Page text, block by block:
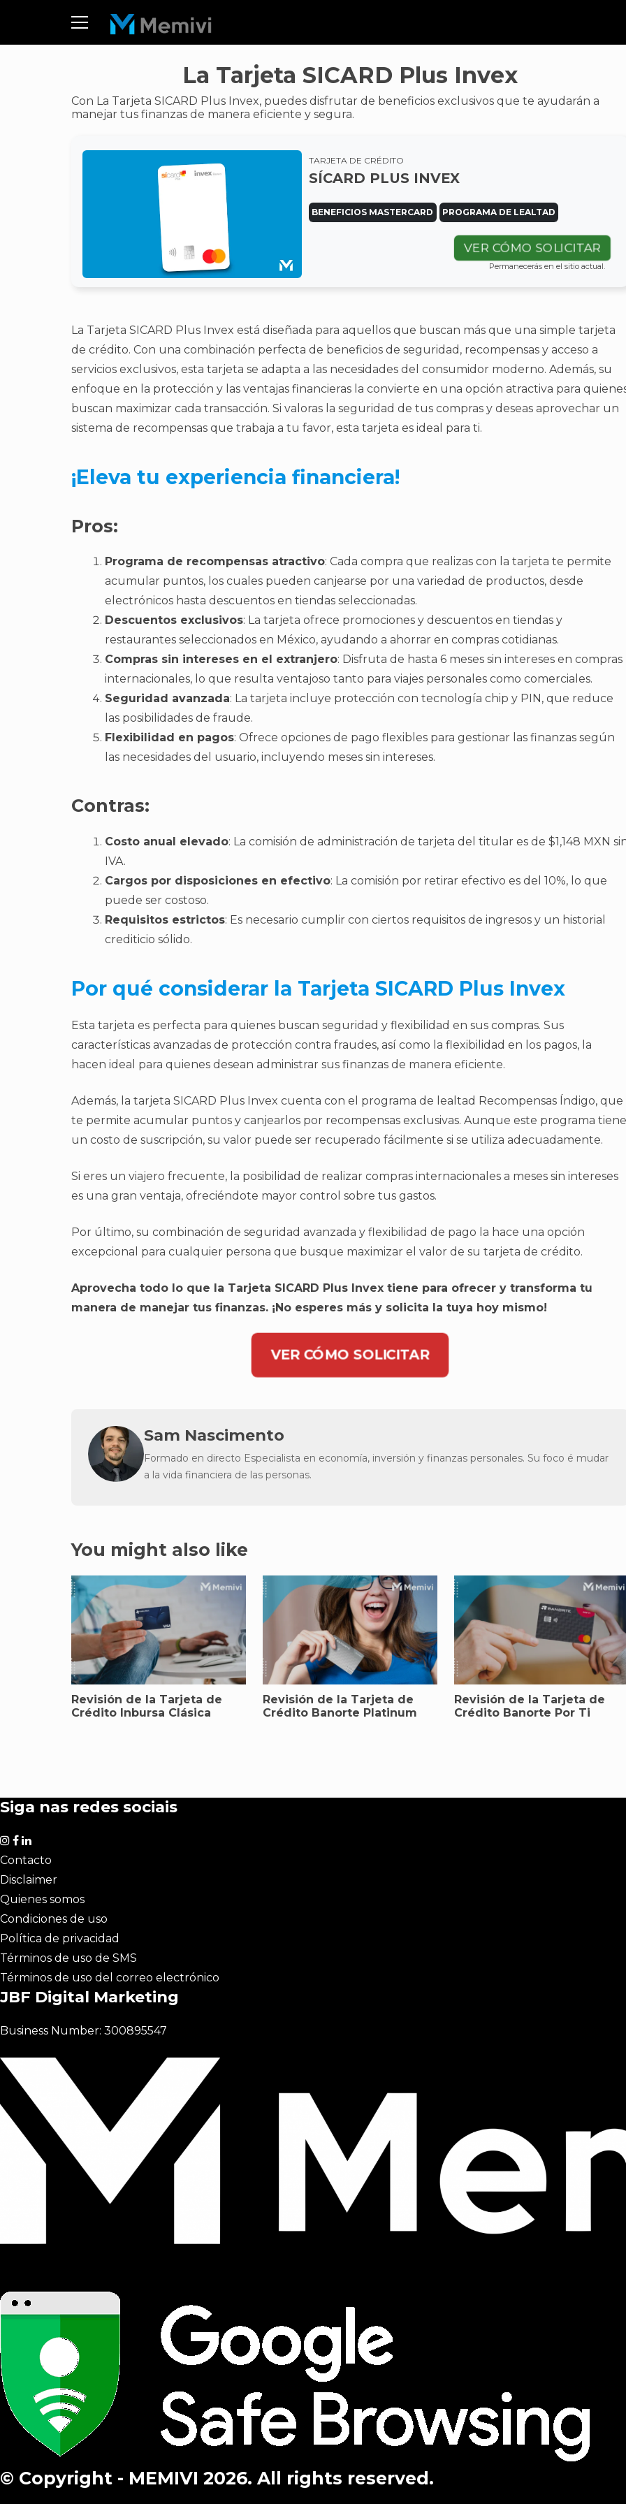
La Tarjeta SICARD Plus Invex
Con La Tarjeta SICARD Plus Invex, puedes disfrutar de beneficios exclusivos que te ayudarán a
manejar tus finanzas de manera eficiente y segura.
TARJETA DE CRÉDITO
SÍCARD PLUS INVEX
BENEFICIOS MASTERCARD PROGRAMA DE LEALTAD
VER CÓMO SOLICITAR
Permanecerás en el sitio actual.
La Tarjeta SICARD Plus Invex está diseñada para aquellos que buscan más que una simple tarjeta
de crédito. Con una combinación perfecta de beneficios de seguridad, recompensas y acceso a
servicios exclusivos, esta tarjeta se adapta a las necesidades del consumidor moderno. Además, su
enfoque en la protección y las ventajas financieras la convierte en una opción atractiva para
buscan maximizar cada transacción. Si valoras la seguridad de tus compras y deseas aprovechar un
sistema de recompensas que trabaja a tu favor, esta tarjeta es ideal para ti.
¡Eleva tu experiencia financiera!
Pros:
Programa de recompensas atractivo: Cada compra que realizas con la tarjeta te permite
acumular puntos, los cuales pueden canjearse por una variedad de productos, desde
electrónicos hasta descuentos en tiendas seleccionadas.
Descuentos exclusivos: La tarjeta ofrece promociones y descuentos en tiendas y
restaurantes seleccionados en México, ayudando a ahorrar en compras cotidianas.
Compras sin intereses en el extranjero: Disfruta de hasta 6 meses sin intereses en compras
internacionales, lo que resulta ventajoso tanto para viajes personales como comerciales.
Seguridad avanzada: La tarjeta incluye protección con tecnología chip y PIN, que reduce
las posibilidades de fraude.
Flexibilidad en pagos: Ofrece opciones de pago flexibles para gestionar las finanzas según
las necesidades del usuario, incluyendo meses sin intereses.
Contras:
Costo anual elevado: La comisión de administración de tarjeta del titular es de $1,148 MXN
IVA.
Cargos por disposiciones en efectivo: La comisión por retirar efectivo es del 10%, lo que
puede ser costoso.
Requisitos estrictos: Es necesario cumplir con ciertos requisitos de ingresos y un historial
crediticio sólido.
Por qué considerar la Tarjeta SICARD Plus Invex
Esta tarjeta es perfecta para quienes buscan seguridad y flexibilidad en sus compras. Sus
características avanzadas de protección contra fraudes, así como la flexibilidad en los pagos, la
hacen ideal para quienes desean administrar sus finanzas de manera eficiente.
Además, la tarjeta SICARD Plus Invex cuenta con el programa de lealtad Recompensas Índigo, que
te permite acumular puntos y canjearlos por recompensas exclusivas. Aunque este programa tiene
un costo de suscripción, su valor puede ser recuperado fácilmente si se utiliza adecuadamente.
Si eres un viajero frecuente, la posibilidad de realizar compras internacionales a meses sin intereses
es una gran ventaja, ofreciéndote mayor control sobre tus gastos.
Por último, su combinación de seguridad avanzada y flexibilidad de pago la hace una opción
excepcional para cualquier persona que busque maximizar el valor de su tarjeta de crédito.
Aprovecha todo lo que la Tarjeta SICARD Plus Invex tiene para ofrecer y transforma tu
manera de manejar tus finanzas. ¡No esperes más y solicita la tuya hoy mismo!
VER CÓMO SOLICITAR
Sam Nascimento
Formado en directo Especialista en economía, inversión y finanzas personales. Su foco é mudar
a la vida financiera de las personas.
You might also like
Revisión de la Tarjeta de
Crédito Inbursa Clásica
Revisión de la Tarjeta de
Crédito Banorte Platinum
Revisión de la Tarjeta de
Crédito Banorte Por Ti
Siga nas redes sociais
Contacto
Disclaimer
Quienes somos
Condiciones de uso
Política de privacidad
Términos de uso de SMS
Términos de uso del correo electrónico
JBF Digital Marketing
Business Number: 300895547
© Copyright - MEMIVI 2026. All rights reserved.